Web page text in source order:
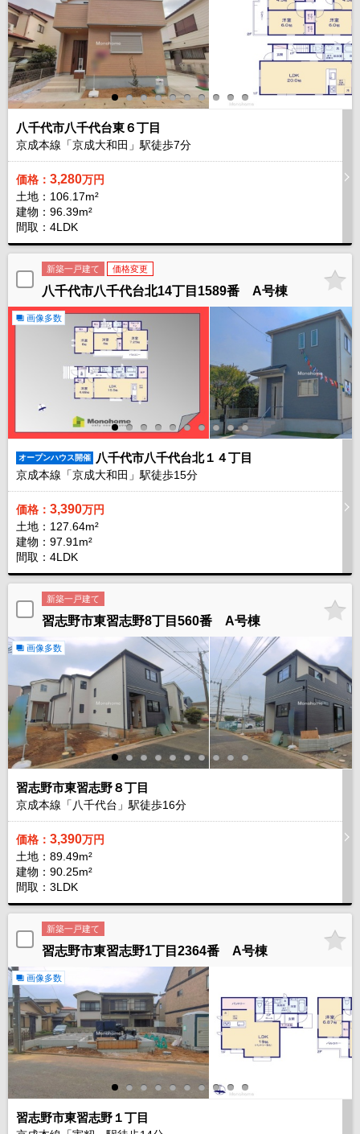
八千代市八千代台東６丁目
京成本線「京成大和田」駅徒歩7分
価格： 3,280万円
土地：106.17m²
建物：96.39m²
間取：4LDK
新築一戸建て 価格変更
八千代市八千代台北14丁目1589番 A号棟
画像多数
オープンハウス開催 八千代市八千代台北１４丁目
京成本線「京成大和田」駅徒歩15分
価格： 3,390万円
土地：127.64m²
建物：97.91m²
間取：4LDK
新築一戸建て
習志野市東習志野8丁目560番 A号棟
画像多数
習志野市東習志野８丁目
京成本線「八千代台」駅徒歩16分
価格： 3,390万円
土地：89.49m²
建物：90.25m²
間取：3LDK
新築一戸建て
習志野市東習志野1丁目2364番 A号棟
画像多数
習志野市東習志野１丁目